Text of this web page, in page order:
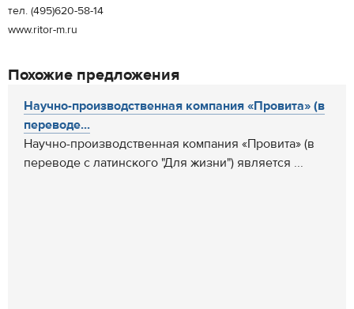
тел. (495)620-58-14
www.ritor-m.ru
Похожие предложения
Научно-производственная компания «Провита» (в
переводе...
Научно-производственная компания «Провита» (в
переводе с латинского "Для жизни") является ...